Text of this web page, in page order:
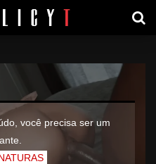
você precisa ser um